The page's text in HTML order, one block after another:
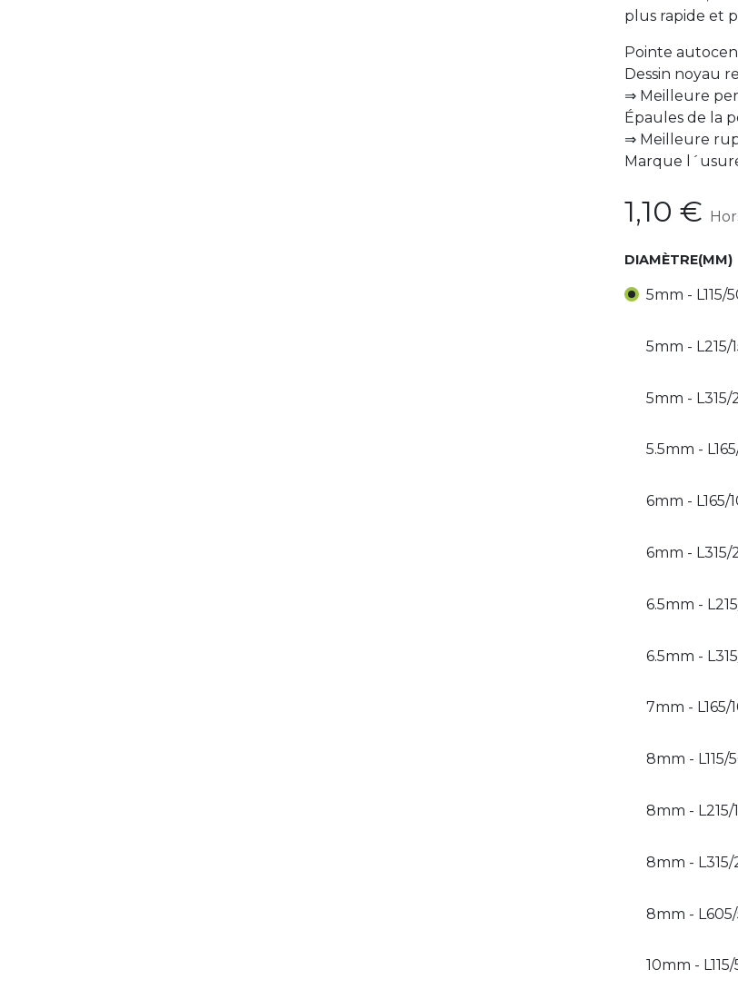
plus rapide et
Pointe
Dessin noyau
⇒ Meilleure
Épaules de la
⇒ Meilleure
Marque
1,10 €
DIAMÈTRE(MM)
5mm - L115/
5mm - L215/
5mm -
5.5mm -
6mm - L165/
6mm -
6.5mm -
6.5mm -
7mm - L165/
8mm - L115/
8mm - L215/
8mm -
8mm -
10mm -